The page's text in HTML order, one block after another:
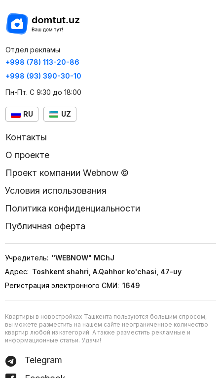
Отдел рекламы
+998 (78) 113-20-86
+998 (93) 390-30-10
Пн-Пт. С 9:30 до 18:00
RU UZ
Контакты
О проекте
Проект компании Webnow ©
Условия использования
Политика конфиденциальности
Публичная оферта
Учредитель: "WEBNOW" MChJ
Адрес: Toshkent shahri, A.Qahhor ko'chasi, 47-uy
Регистрация электронного СМИ: 1649
Квартиры в новостройках Ташкента пользуются большим спросом,
вы можете разместить на нашем сайте неограниченное количество
квартир любой из категорий. А также разместить рекламные и
информационные статьи. Удачи!
Telegram